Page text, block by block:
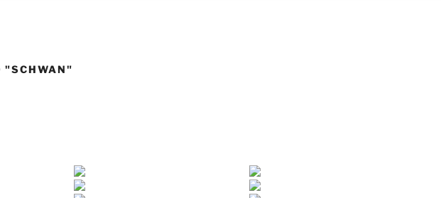
"SCHWAN"